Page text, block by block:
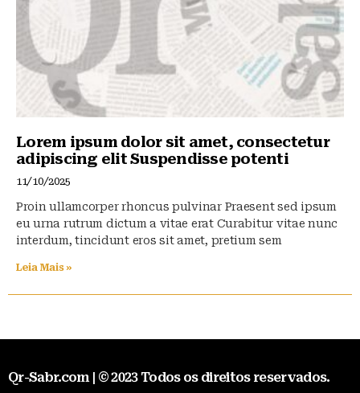
Lorem ipsum dolor sit amet, consectetur
adipiscing elit Suspendisse potenti
11/10/2025
Proin ullamcorper rhoncus pulvinar Praesent sed ipsum
eu urna rutrum dictum a vitae erat Curabitur vitae nunc
interdum, tincidunt eros sit amet, pretium sem
Leia Mais »
Qr-Sabr.com | © 2023 Todos os direitos reservados.